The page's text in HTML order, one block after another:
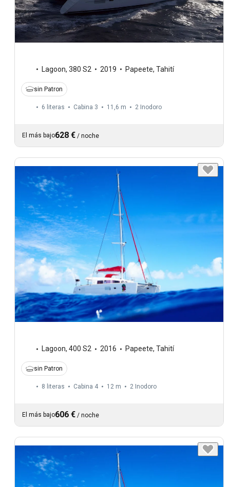
Lagoon, 380 S2 2019 Papeete, Tahití
sin Patron
6 literas Cabina 3 11,6 m 2 Inodoro
El más bajo628 € / noche
Lagoon, 400 S2 2016 Papeete, Tahití
sin Patron
8 literas Cabina 4 12 m 2 Inodoro
El más bajo606 € / noche